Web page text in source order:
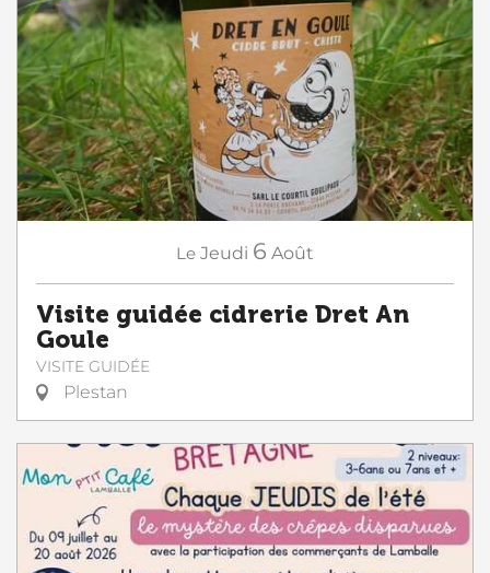
Le Jeudi 6 Août
Visite guidée cidrerie Dret An
Goule
VISITE GUIDÉE
Plestan